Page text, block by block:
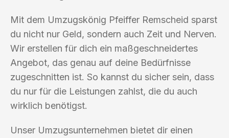
Mit dem Umzugskönig Pfeiffer Remscheid sparst
du nicht nur Geld, sondern auch Zeit und Nerven.
Wir erstellen für dich ein maßgeschneidertes
Angebot, das genau auf deine Bedürfnisse
zugeschnitten ist. So kannst du sicher sein, dass
du nur für die Leistungen zahlst, die du auch
wirklich benötigst.
Unser Umzugsunternehmen bietet dir einen